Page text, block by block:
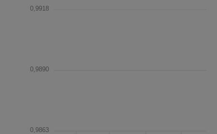
0,9918
0,9890
0,9863